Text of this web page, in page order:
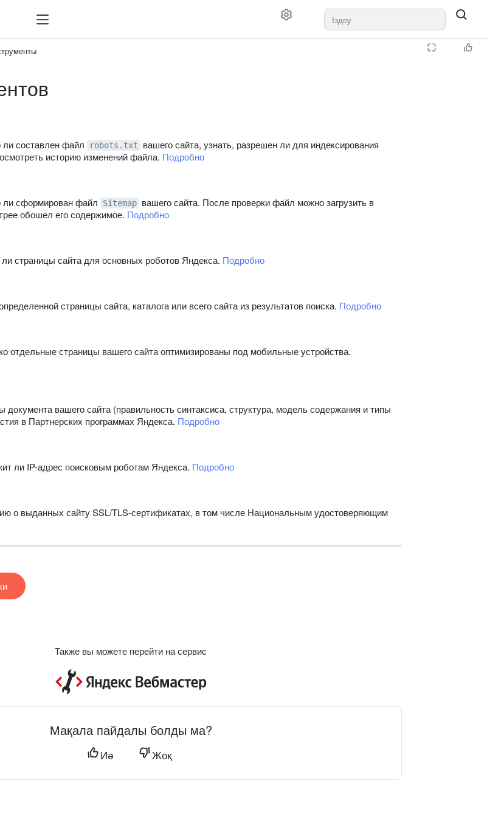
ли составлен файл robots.txt
вашего сайта, узнать, разрешен ли для индексирования
историю изменений файла. Подробно
ли сформирован файл Sitemap вашего сайта. После проверки файл можно загрузить в
обошел его содержимое. Подробно
страницы сайта для основных роботов Яндекса. Подробно
страницы сайта, каталога или всего сайта из результатов поиска. Подробно
отдельные страницы вашего сайта оптимизированы под мобильные устройства.
документа вашего сайта (правильность синтаксиса, структура, модель содержания и типы
в Партнерских программах Яндекса. Подробно
ли IP-адрес поисковым роботам Яндекса. Подробно
о выданных сайту SSL/TLS-сертификатах, в том числе Национальным удостоверяющим
Также вы можете перейти на сервис
Мақала пайдалы болды ма?
Иә Жоқ